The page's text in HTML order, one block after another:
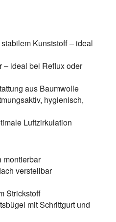
Kunststoff – ideal
– ideal bei Reflux oder
aus Baumwolle
hygienisch,
Luftzirkulation
montierbar
verstellbar
Strickstoff
mit Schrittgurt und